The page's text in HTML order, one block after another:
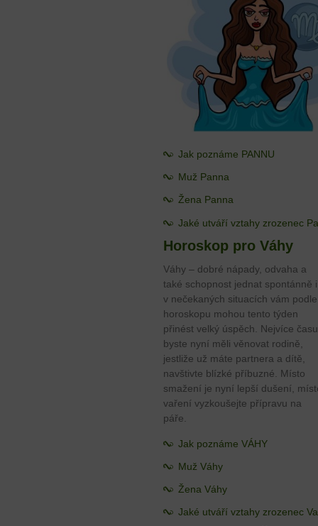
Jak poznáme PANNU
Muž Panna
Žena Panna
Jaké utváří vztahy zrozenec
Horoskop pro Váhy
Váhy – dobré nápady, odvaha a
také schopnost jednat spontánně i
v nečekaných situacích vám podle
horoskopu mohou tento týden
přinést velký úspěch. Nejvíce času
byste nyní měli věnovat rodině,
jestliže už máte partnera a dítě,
navštivte blízké příbuzné. Místo
smažení je nyní lepší dušení,
vaření vyzkoušejte přípravu na
páře.
Jak poznáme VÁHY
Muž Váhy
Žena Váhy
Jaké utváří vztahy zrozenec